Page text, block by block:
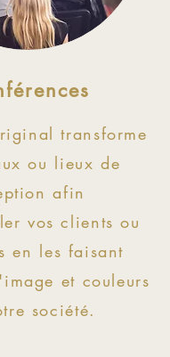
transforme
ou lieux de
afin
vos clients ou
en les faisant
et couleurs
société.